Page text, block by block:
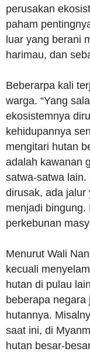
perusakan
paham
luar yang berani
harimau, dan
Beberarpa kali
warga. “Yang
ekosistemnya
kehidupannya
mengitari hutan
adalah kawanan
satwa-satwa lain.
dirusak, ada jalur
menjadi bingung.
perkebunan
Menurut Wali
kecuali
hutan di pulau
beberapa
hutannya.
saat ini, di
hutan besar-